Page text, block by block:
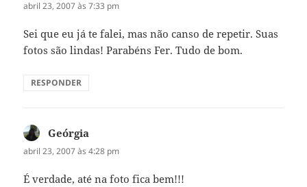
abril 23, 2007 às 7:33 pm
Sei que eu já te falei, mas não canso de repetir. Suas
fotos são lindas! Parabéns Fer. Tudo de bom.
RESPONDER
Geórgia
abril 23, 2007 às 4:28 pm
É verdade, até na foto fica bem!!!